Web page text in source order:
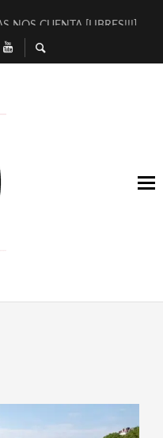
NOS CUENTA [LIBRES!!!]
SANDRA MONFORT
TEATRAL CLAUDIO
KATARSIS DEL TOMATAZO
EN #EXVITA
[BITÁCORA 3.0] EN EXVITA
EN EXVITA [RELATIVA
A SERRAT